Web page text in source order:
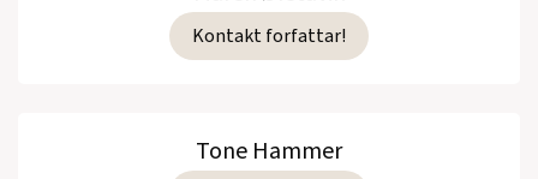
Kontakt forfattar!
Tone Hammer